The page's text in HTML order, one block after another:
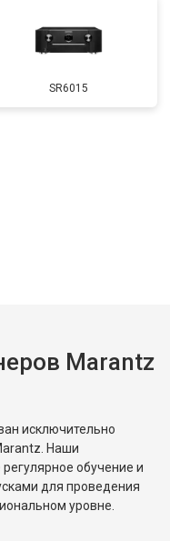
SR6015
Marantz
исключительно
Наши
обучение и
для проведения
уровне.